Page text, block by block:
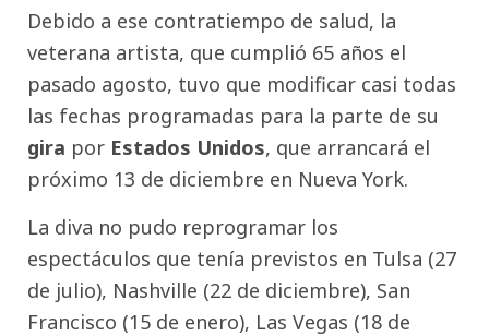
Debido a ese contratiempo de salud, la
veterana artista, que cumplió 65 años el
pasado agosto, tuvo que modificar casi todas
las fechas programadas para la parte de su
gira por Estados Unidos, que arrancará el
próximo 13 de diciembre en Nueva York.
La diva no pudo reprogramar los
espectáculos que tenía previstos en Tulsa (27
de julio), Nashville (22 de diciembre), San
Francisco (15 de enero), Las Vegas (18 de